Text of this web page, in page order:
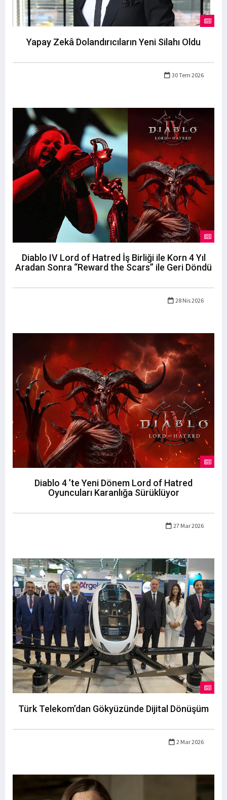
Yapay Zekâ Dolandırıcıların Yeni Silahı Oldu
30 Tem 2026
Diablo IV Lord of Hatred İş Birliği ile Korn 4 Yıl
Aradan Sonra “Reward the Scars” ile Geri Döndü
28 Nis 2026
Diablo 4 ’te Yeni Dönem Lord of Hatred
Oyuncuları Karanlığa Sürüklüyor
27 Mar 2026
Türk Telekom’dan Gökyüzünde Dijital Dönüşüm
2 Mar 2026